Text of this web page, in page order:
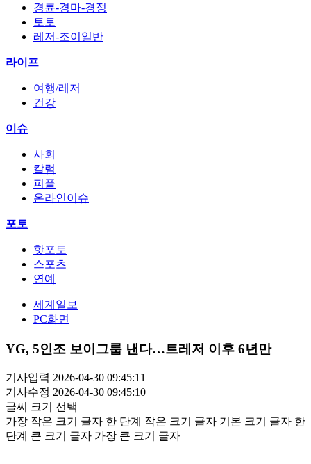
경륜-경마-경정
토토
레저-조이일반
라이프
여행/레저
건강
이슈
사회
칼럼
피플
온라인이슈
포토
핫포토
스포츠
연예
세계일보
PC화면
YG, 5인조 보이그룹 낸다…트레저 이후 6년만
기사입력 2026-04-30 09:45:11
기사수정 2026-04-30 09:45:10
글씨 크기 선택
가장 작은 크기 글자 한 단계 작은 크기 글자 기본 크기 글자 한
단계 큰 크기 글자 가장 큰 크기 글자